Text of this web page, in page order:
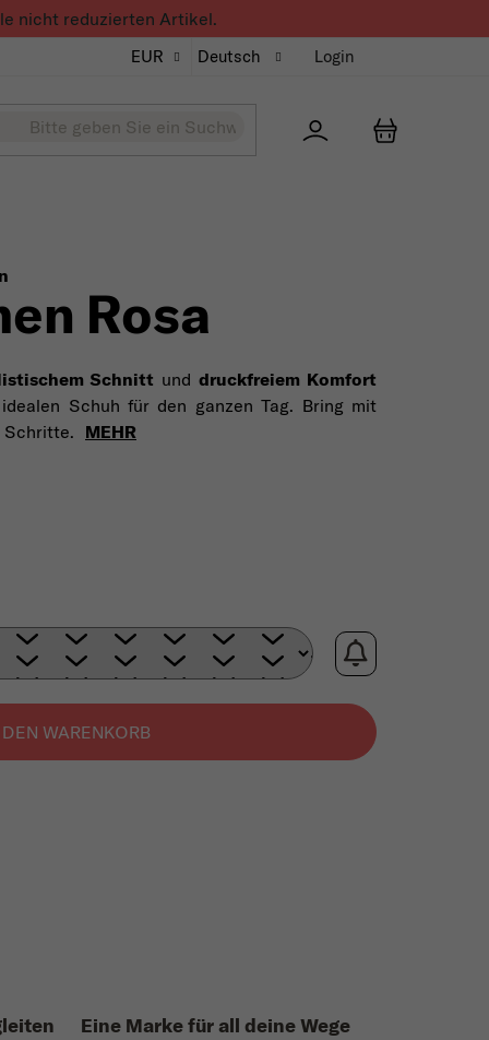
nicht reduzierten Artikel.
EUR Deutsch Login
Rosa
Schnitt unddruckfreiem Komfort
Schuh für den ganzen Tag. Bring mit
Schritte. MEHR
WARENKORB
Eine Marke für all deine Wege